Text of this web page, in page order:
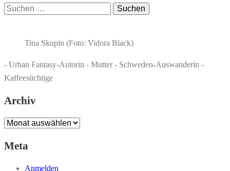
Suchen
Tina Skupin (Foto: Vidora Black)
- Urban Fantasy-Autorin - Mutter - Schweden-Auswanderin -
Kaffeesüchtige
Archiv
Archiv
Meta
Anmelden